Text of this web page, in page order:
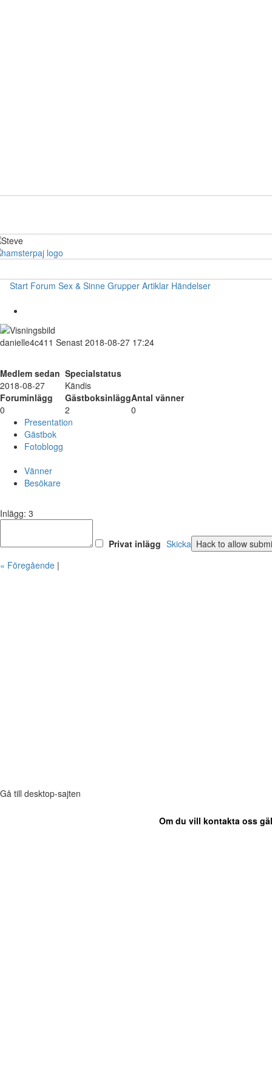
Start Forum Sex & Sinne Grupper Artiklar Händelser
danielle4c411 Senast 2018-08-27 17:24
Medlem sedan Specialstatus
2018-08-27
Kändis
Foruminlägg
GästboksinläggAntal vänner
0
2
0
Presentation
Gästbok
Fotoblogg
Vänner
Besökare
Inlägg: 3
Privat inlägg Skicka
« Föregående |
Gå till desktop-sajten
Om du vill kontakta oss